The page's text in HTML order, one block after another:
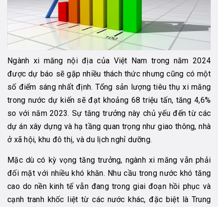
Ngành xi măng nội địa của Việt Nam trong năm 2024
được dự báo sẽ gặp nhiều thách thức nhưng cũng có một
số điểm sáng nhất định. Tổng sản lượng tiêu thụ xi măng
trong nước dự kiến sẽ đạt khoảng 68 triệu tấn, tăng 4,6%
so với năm 2023. Sự tăng trưởng này chủ yếu đến từ các
dự án xây dựng và hạ tầng quan trọng như giao thông, nhà
ở xã hội, khu đô thị, và du lịch nghỉ dưỡng.
Mặc dù có kỳ vọng tăng trưởng, ngành xi măng vẫn phải
đối mặt với nhiều khó khăn. Nhu cầu trong nước khó tăng
cao do nền kinh tế vẫn đang trong giai đoạn hồi phục và
cạnh tranh khốc liệt từ các nước khác, đặc biệt là Trung